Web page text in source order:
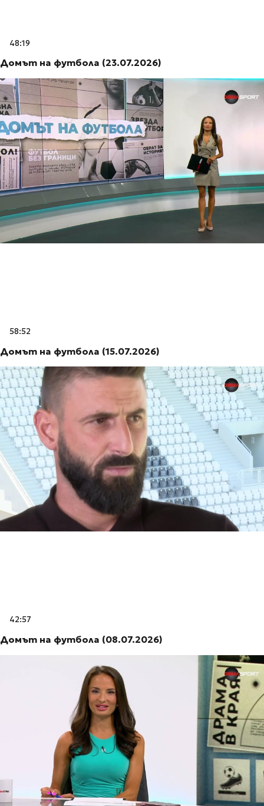
48:19
Домът на футбола (23.07.2026)
58:52
Домът на футбола (15.07.2026)
42:57
Домът на футбола (08.07.2026)